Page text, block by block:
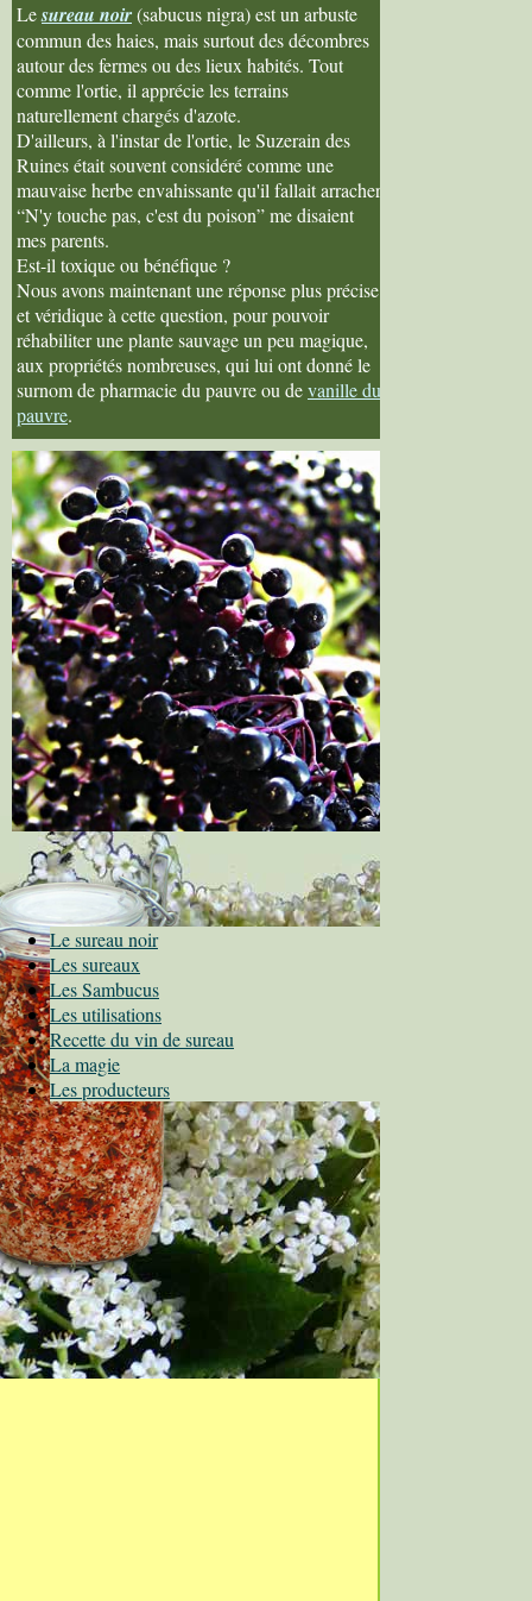
Lesureau noir(sabucus nigra) est un arbuste
commun des haies, mais surtout des décombres
autour des fermes ou des lieux habités. Tout
comme l'ortie, il apprécie les terrains
naturellement chargés d'azote.
D'ailleurs, à l'instar de l'ortie, le Suzerain des
Ruines était souvent considéré comme une
mauvaise herbe envahissante qu'il fallait arracher.
“N'y touche pas, c'est du poison” me disaient
mes parents.
Est-il toxique ou bénéfique ?
Nous avons maintenant une réponse plus précise
et véridique à cette question, pour pouvoir
réhabiliter une plante sauvage un peu magique,
aux propriétés nombreuses, qui lui ont donné le
surnom de pharmacie du pauvre ou devanille du
pauvre.
Le sureau noir
Les sureaux
Les Sambucus
Les utilisations
Recette du vin de sureau
La magie
Les producteurs